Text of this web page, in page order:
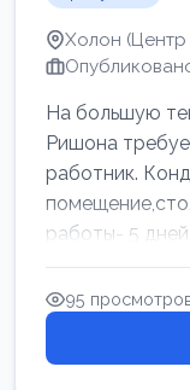
Холон (Центр
На большую
Ришона
работник.
работы- 5
17:00.Высокая
95